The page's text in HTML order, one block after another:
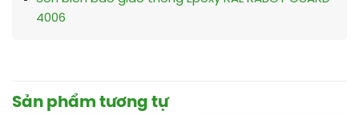
4006
Sản phẩm tương tự